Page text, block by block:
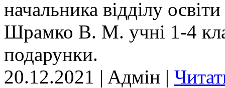
начальника відділу
Шрамко В. М. учні 1-4
подарунки.
20.12.2021 | Aдмін |